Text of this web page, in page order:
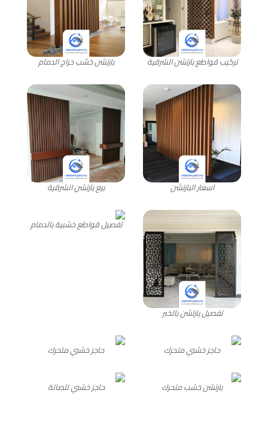
تركيب قواطع بارتشن الشرقية بارتشن خشب حراج الدمام
اسعار البارتشن بيع بارتشن الشرقية
تفصيل بارتشن بالخبر
تفصيل قواطع خشبية بالدمام
حاجز خشبي متحرك حاجز خشبي متحرك
بارتشن خشب متحرك حاجز خشبي للصالة